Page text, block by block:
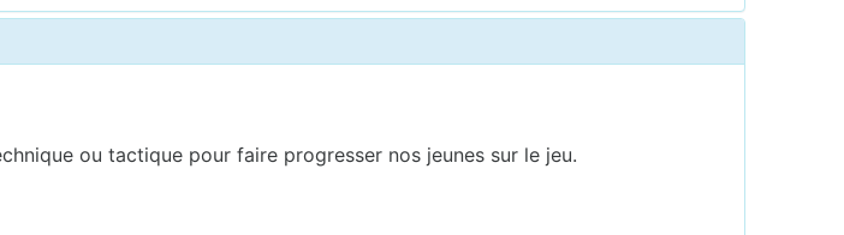
ou tactique pour faire progresser nos jeunes sur le jeu.